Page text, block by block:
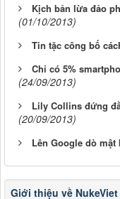
Kịch bản lừa đảo
(01/10/2013)
Tin tặc công bố
Chỉ có 5%
(24/09/2013)
Lily Collins đứng
(20/09/2013)
Lên Google dò mật
Giới thiệu về NukeViet